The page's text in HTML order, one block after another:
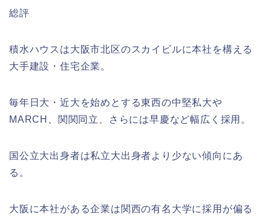
総評
積水ハウスは大阪市北区のスカイビルに本社を構える
大手建設・住宅企業。
毎年日大・近大を始めとする東西の中堅私大や
MARCH、関関同立、さらには早慶など幅広く採用。
国公立大出身者は私立大出身者より少ない傾向にあ
る。
大阪に本社がある企業は関西の有名大学に採用が偏る